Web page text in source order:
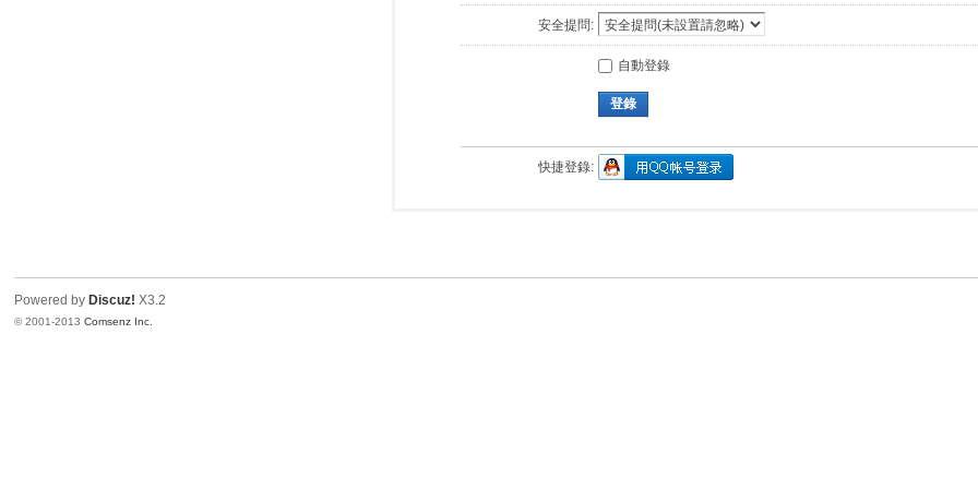
安全提問:
自動登錄
登錄
快捷登錄:
Powered by Discuz! X3.2
© 2001-2013Comsenz Inc.